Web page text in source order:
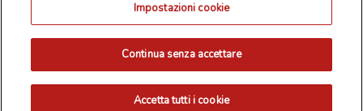
© 2019 Passepartout s.p.a. - c/o SM HUB - Via Consiglio dei
Sessanta 99, 47891 Dogana Repubblica di San Marino - Codice
Operatore Economico SM03473 - Iscrizione Registro Società n° 6210
del 6 agosto 2010 - Iscrizione Registro delle attività e-commerce n°
PRIVACY POLICY COOKIE POLICY
Impostazioni cookie
Continua senza accettare
Accetta tutti i cookie